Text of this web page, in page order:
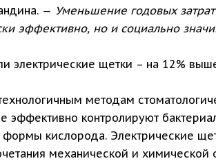
— Уменьшение годовых
эффективно, но и социально
электрические щетки – на 12%
методам
контролируют
кислорода. Электрические
механической и химической